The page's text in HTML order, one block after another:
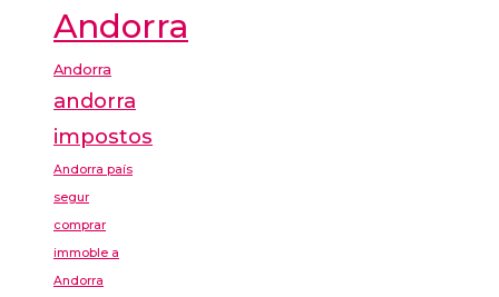
Andorra
Andorra
andorra
impostos
Andorra país
segur
comprar
immoble a
Andorra